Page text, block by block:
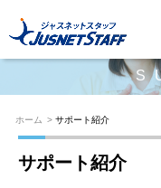
ホーム > サポート紹介
サポート紹介